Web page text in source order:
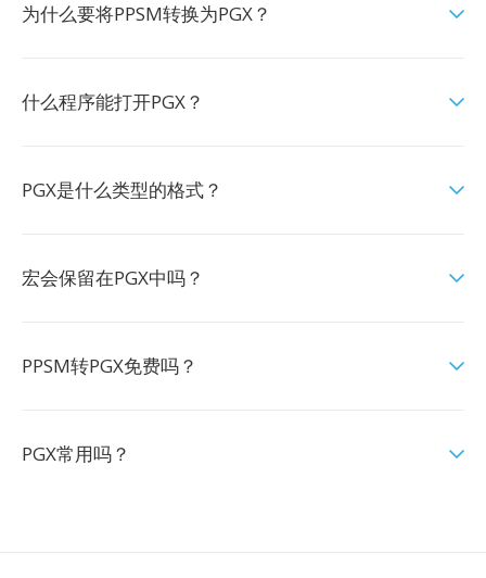
为什么要将PPSM转换为PGX？
什么程序能打开PGX？
PGX是什么类型的格式？
宏会保留在PGX中吗？
PPSM转PGX免费吗？
PGX常用吗？